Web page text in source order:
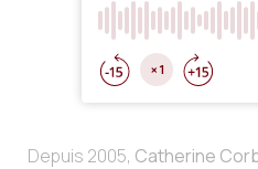
Depuis 2005, Catherine